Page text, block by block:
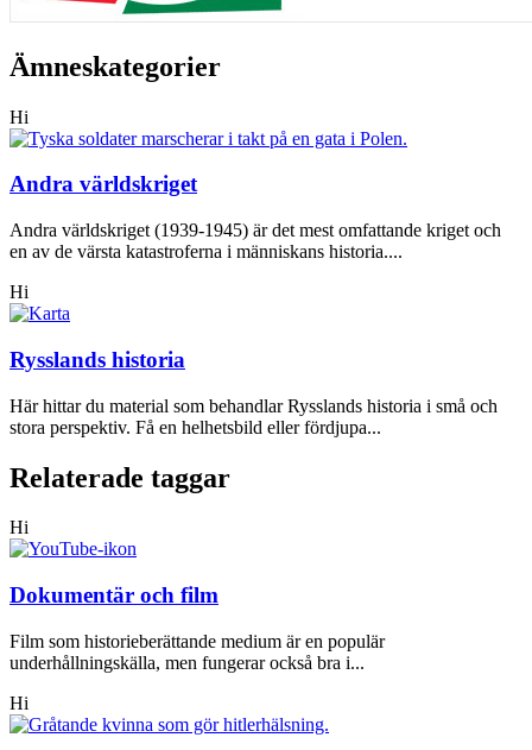
Ämneskategorier
Hi
Andra världskriget
Andra världskriget (1939-1945) är det mest omfattande kriget och
en av de värsta katastroferna i människans historia....
Hi
Rysslands historia
Här hittar du material som behandlar Rysslands historia i små och
stora perspektiv. Få en helhetsbild eller fördjupa...
Relaterade taggar
Hi
Dokumentär och film
Film som historieberättande medium är en populär
underhållningskälla, men fungerar också bra i...
Hi